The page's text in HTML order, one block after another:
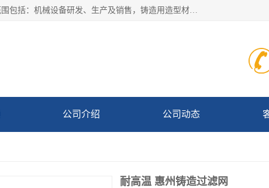
宁津县博涵机械有限公司成立于2016年，注册地位于山东省德州市。经营范围包括：机械设备研发、生产及销售，铸造用造型材料生产、销售，玻璃纤维及制品制造、销售，汽车零配件零售，机械零件、零部件加工，机械零件、零部件销售等；主要产品有：纤维过滤网,陶瓷过滤器,泡沫陶瓷过滤器,耐高温纤维过滤器,铸铁过滤器,铸铜过滤网,铸铝过滤网,铝轮毂过滤网,高效过滤网,高效陶瓷过滤网,高效纤维过滤网。
公司介绍 公司动态
耐高温 惠州铸造过滤网